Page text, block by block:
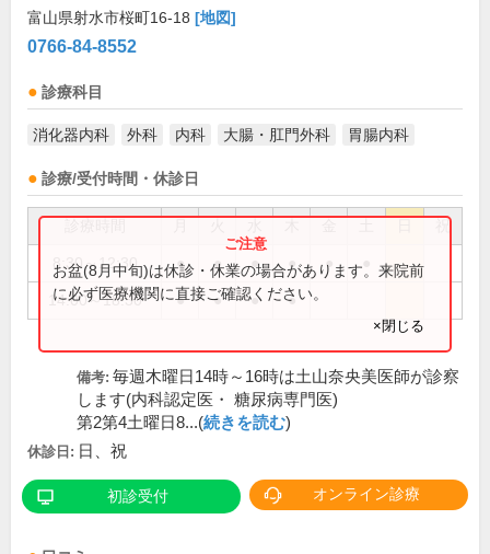
富山県射水市桜町16-18 [地図]
0766-84-8552
診療科目
消化器内科 外科 内科 大腸・肛門外科 胃腸内科
診療/受付時間・休診日
祝
8:30～12:30 ● ● ● ● ●
14:00～18:30 ● ● ● ●
お盆(8月中旬)は休診・休業の場合があります。来院前
に必ず医療機関に直接ご確認ください。
×閉じる
備考: 毎週木曜日14時～16時は土山奈央美医師が診察
します(内科認定医・ 糖尿病専門医)
第2第4土曜日8...(続きを読む)
休診日: 日、祝
初診受付 オンライン診療